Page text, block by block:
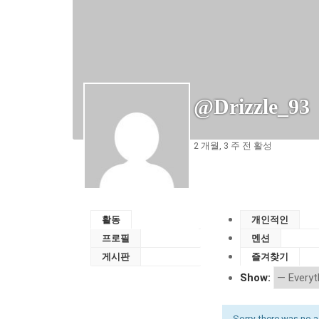
@drizzle_93
2 개월, 3 주 전 활성
활동
프로필
게시판
개인적인
멘션
즐겨찾기
Show: